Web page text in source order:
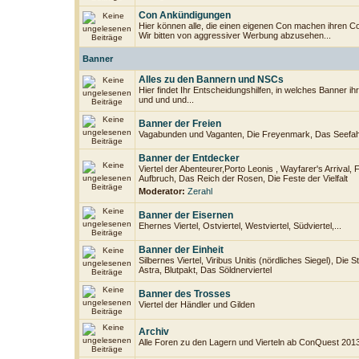
Con Ankündigungen
Hier können alle, die einen eigenen Con machen ihren
Wir bitten von aggressiver Werbung abzusehen...
Banner
Alles zu den Bannern und NSCs
Hier findet Ihr Entscheidungshilfen, in welches Banner
und und und...
Banner der Freien
Vagabunden und Vaganten, Die Freyenmark, Das
Banner der Entdecker
Viertel der Abenteurer,Porto Leonis , Wayfarer's Arrival,
Aufbruch, Das Reich der Rosen, Die Feste der Vielfalt
Moderator: Zerahl
Banner der Eisernen
Ehernes Viertel, Ostviertel, Westviertel, Südviertel,...
Banner der Einheit
Silbernes Viertel, Viribus Unitis (nördliches Siegel), Die
Astra, Blutpakt, Das Söldnerviertel
Banner des Trosses
Viertel der Händler und Gilden
Archiv
Alle Foren zu den Lagern und Vierteln ab ConQuest